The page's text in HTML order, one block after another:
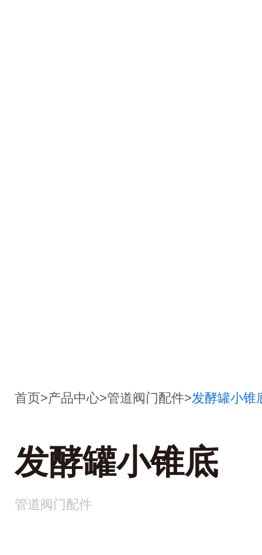
首页>产品中心>管道阀门配件>发酵罐小锥
发酵罐小锥底
管道阀门配件